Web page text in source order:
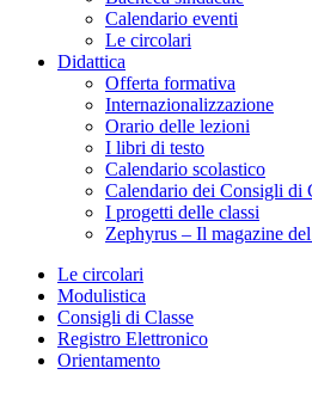
Calendario eventi
Le circolari
Didattica
Offerta formativa
Internazionalizzazione
Orario delle lezioni
I libri di testo
Calendario scolastico
Calendario dei Consigli di
I progetti delle classi
Zephyrus – Il magazine
Le circolari
Modulistica
Consigli di Classe
Registro Elettronico
Orientamento